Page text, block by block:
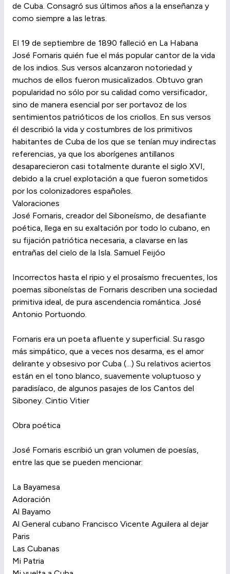
de Cuba. Consagró sus últimos años a la enseñanza y
como siempre a las letras.
El 19 de septiembre de 1890 falleció en La Habana
José Fornaris quién fue el más popular cantor de la vida
de los indios. Sus versos alcanzaron notoriedad y
muchos de ellos fueron musicalizados. Obtuvo gran
popularidad no sólo por su calidad como versificador,
sino de manera esencial por ser portavoz de los
sentimientos patrióticos de los criollos. En sus versos
él describió la vida y costumbres de los primitivos
habitantes de Cuba de los que se tenían muy indirectas
referencias, ya que los aborígenes antillanos
desaparecieron casi totalmente durante el siglo XVI,
debido a la cruel explotación a que fueron sometidos
por los colonizadores españoles.
Valoraciones
José Fornaris, creador del Siboneísmo, de desafiante
poética, llega en su exaltación por todo lo cubano, en
su fijación patriótica necesaria, a clavarse en las
entrañas del cielo de la Isla. Samuel Feijóo
Incorrectos hasta el ripio y el prosaísmo frecuentes, los
poemas siboneístas de Fornaris describen una sociedad
primitiva ideal, de pura ascendencia romántica. José
Antonio Portuondo.
Fornaris era un poeta afluente y superficial. Su rasgo
más simpático, que a veces nos desarma, es el amor
delirante y obsesivo por Cuba (...) Su relativos aciertos
están en el tono blanco, suavemente voluptuoso y
paradisíaco, de algunos pasajes de los Cantos del
Siboney. Cintio Vitier
Obra poética
José Fornaris escribió un gran volumen de poesías,
entre las que se pueden mencionar:
La Bayamesa
Adoración
Al Bayamo
Al General cubano Francisco Vicente Aguilera al dejar
Paris
Las Cubanas
Mi Patria